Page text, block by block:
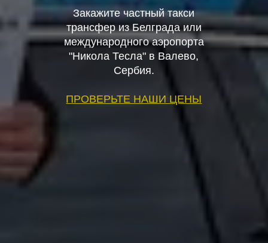
Закажите частный такси
трансфер из Белграда или
международного аэропорта
"Никола Тесла" в Валево,
Сербия.
ПРОВЕРЬТЕ НАШИ ЦЕНЫ